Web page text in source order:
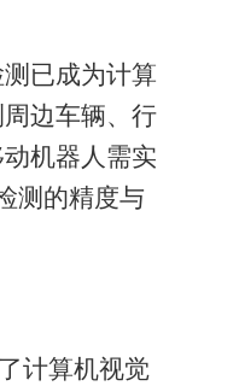
已成为计算
边车辆、行
机器人需实
测的精度与
计算机视觉